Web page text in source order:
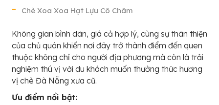
Chè Xoa Xoa Hạt Lựu Cô Châm
Không gian bình dân, giá cả hợp lý, cùng sự thân thiện
của chủ quán khiến nơi đây trở thành điểm đến quen
thuộc không chỉ cho người địa phương mà còn là trải
nghiệm thú vị với du khách muốn thưởng thức hương
vị chè Đà Nẵng xưa cũ.
Ưu điểm nổi bật: